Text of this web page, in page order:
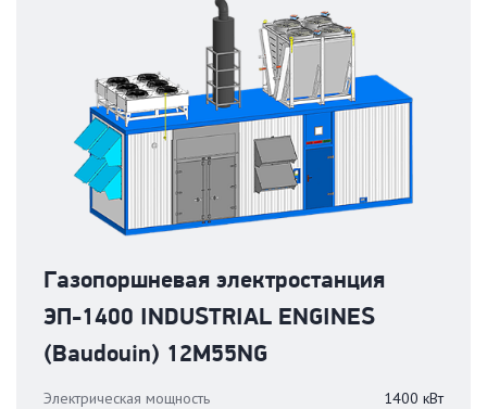
Газопоршневая электростанция
ЭП-1400 INDUSTRIAL ENGINES
(Baudouin) 12М55NG
Электрическая мощность
1400 кВт